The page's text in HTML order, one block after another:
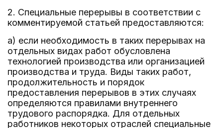
2. Специальные перерывы в соответствии с
комментируемой статьей предоставляются:
а) если необходимость в таких перерывах на
отдельных видах работ обусловлена
технологией производства или организацией
производства и труда. Виды таких работ,
продолжительность и порядок
предоставления перерывов в этих случаях
определяются правилами внутреннего
трудового распорядка. Для отдельных
работников некоторых отраслей специальные